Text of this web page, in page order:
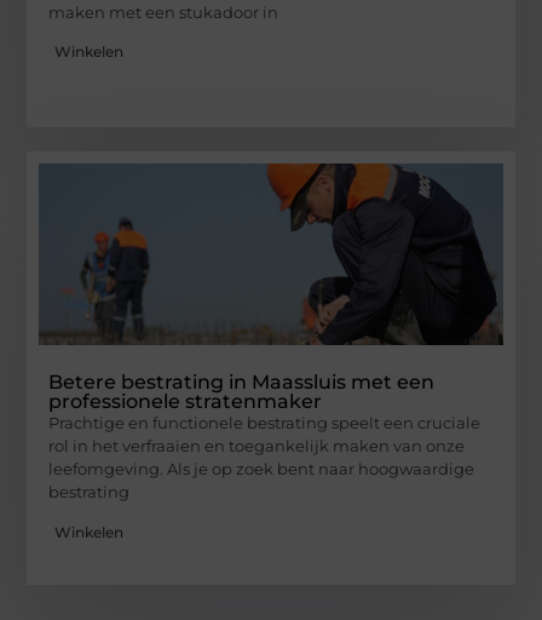
maken met een stukadoor in
Winkelen
Betere bestrating in Maassluis met een
professionele stratenmaker
Prachtige en functionele bestrating speelt een cruciale
rol in het verfraaien en toegankelijk maken van onze
leefomgeving. Als je op zoek bent naar hoogwaardige
bestrating
Winkelen